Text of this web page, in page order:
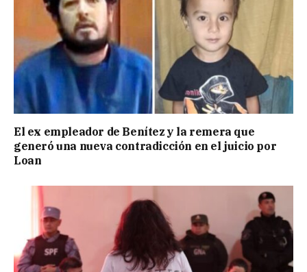
El ex empleador de Benítez y la remera que
generó una nueva contradicción en el juicio por
Loan